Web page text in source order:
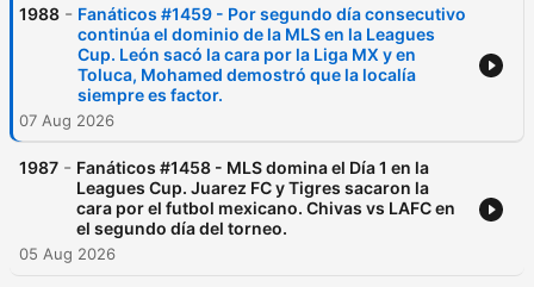
1988 - Fanáticos #1459 - Por segundo día consecutivo
continúa el dominio de la MLS en la Leagues
Cup. León sacó la cara por la Liga MX y en
Toluca, Mohamed demostró que la localía
siempre es factor.
07 Aug 2026
1987 - Fanáticos #1458 - MLS domina el Día 1 en la
Leagues Cup. Juarez FC y Tigres sacaron la
cara por el futbol mexicano. Chivas vs LAFC en
el segundo día del torneo.
05 Aug 2026